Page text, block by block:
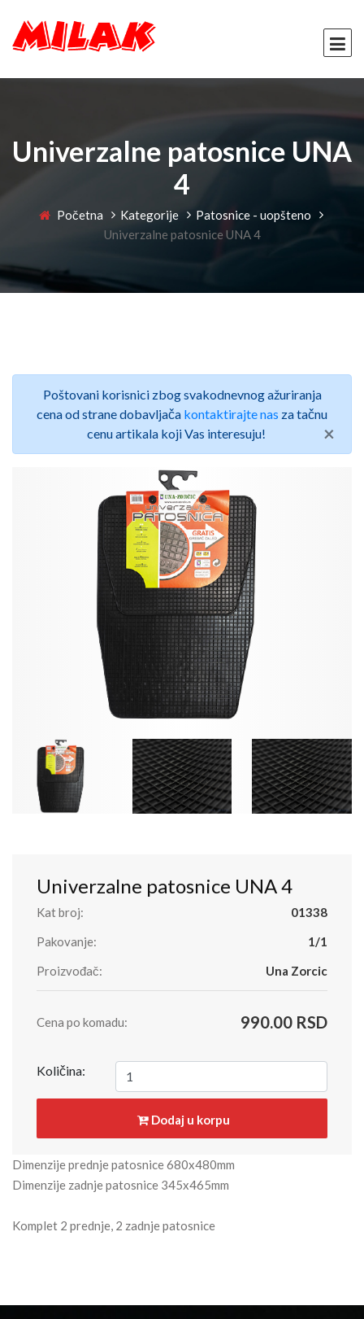
Univerzalne patosnice UNA
4
Početna Kategorije
Patosnice - uopšteno
Univerzalne patosnice UNA 4
Poštovani korisnici zbog svakodnevnog ažuriranja
cena od strane dobavljača kontaktirajte nas za tačnu
cenu artikala koji Vas interesuju!
×
Univerzalne patosnice UNA 4
Kat broj:
01338
Pakovanje:
1/1
Proizvođač:
Una Zorcic
Cena po komadu: 990.00 RSD
Količina:
Dodaj u korpu
Dimenzije prednje patosnice 680x480mm
Dimenzije zadnje patosnice 345x465mm
Komplet 2 prednje, 2 zadnje patosnice